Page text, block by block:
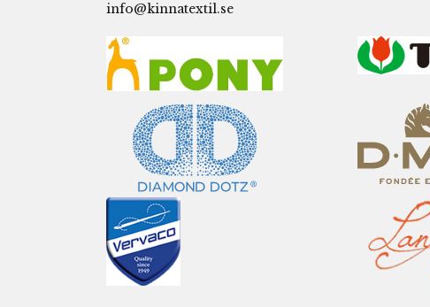
info@kinnatextil.se